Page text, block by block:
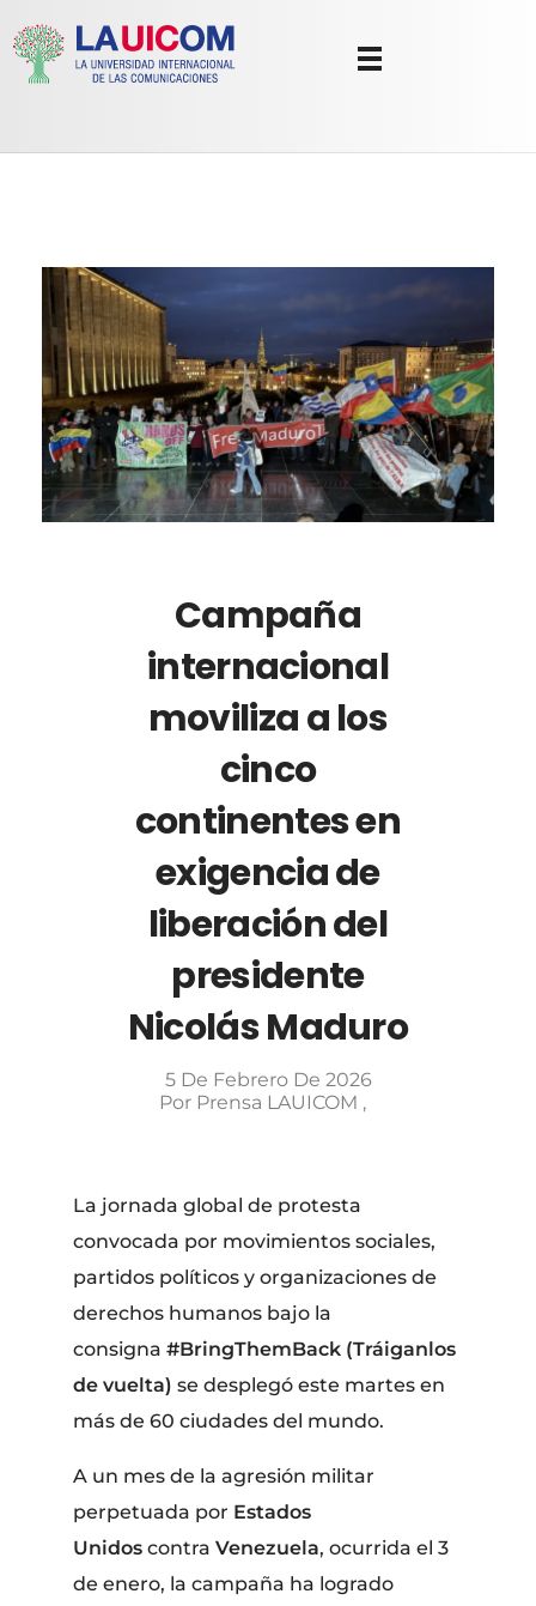
Campaña
internacional
moviliza a los
cinco
continentes en
exigencia de
liberación del
presidente
Nicolás Maduro
5 De Febrero De 2026
Por Prensa LAUICOM
La jornada global de protesta
convocada por movimientos sociales,
partidos políticos y organizaciones de
derechos humanos bajo la
consigna#BringThemBack (Tráiganlos
de vuelta) se desplegó este martes en
más de 60 ciudades del mundo.
A un mes de la agresión militar
perpetuada por Estados
UnidoscontraVenezuela, ocurrida el 3
de enero, la campaña ha logrado